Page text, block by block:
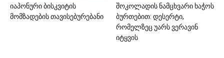
იაპონური ბისკვიტის
მომზადების თავისებურებანი
შოკოლადის ნამცხვარი ხაჭოს
ბურთებით: დესერტი,
რომელზეც უარს ვერავინ
იტყვის